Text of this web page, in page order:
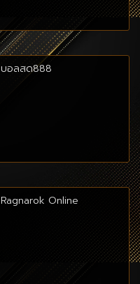
บอลสด888
Ragnarok Online